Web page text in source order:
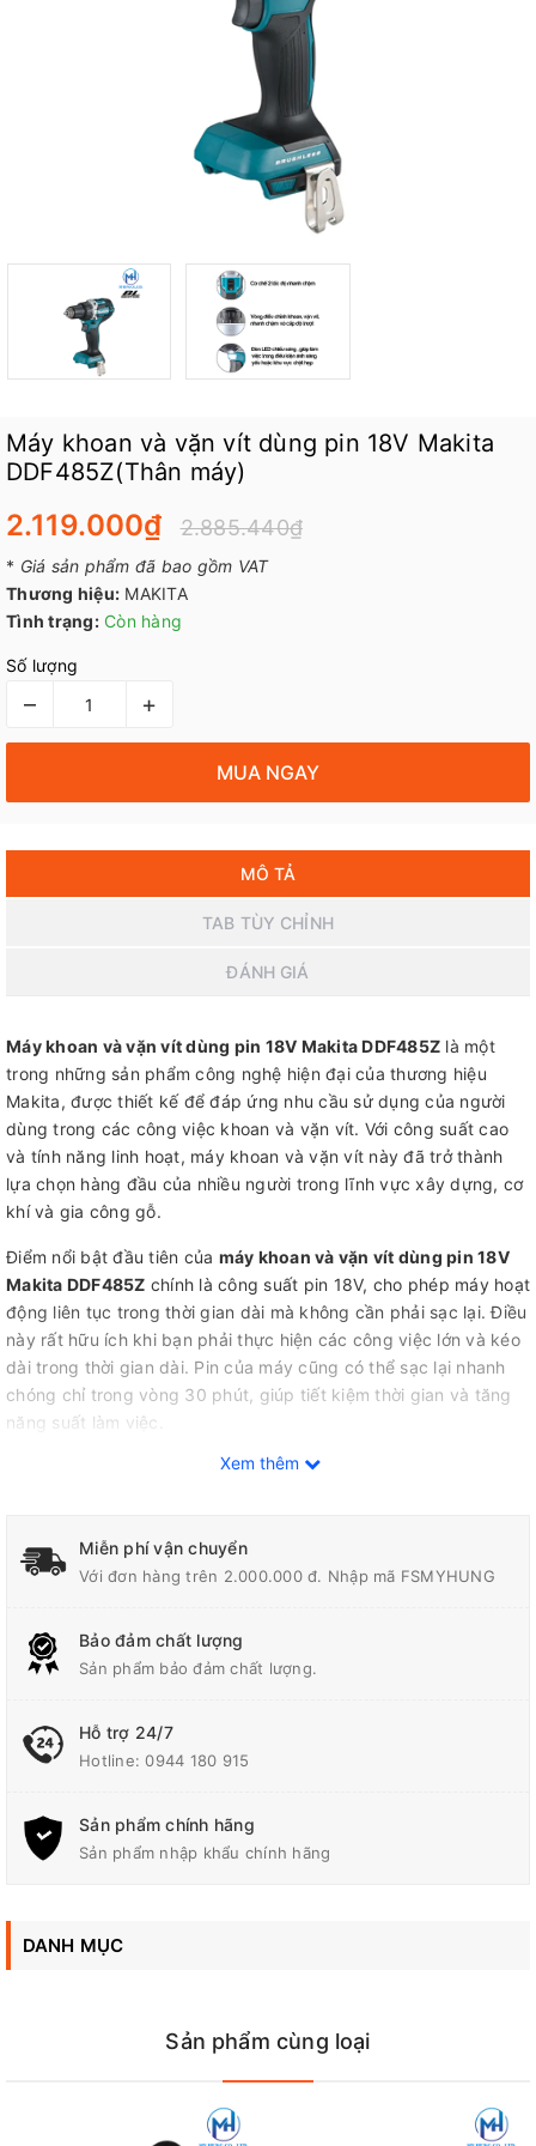
Máy khoan và vặn vít dùng pin 18V Makita
DDF485Z(Thân máy)
2.119.000₫ 2.885.440₫
* Giá sản phẩm đã bao gồm VAT
Thương hiệu: MAKITA
Tình trạng: Còn hàng
Số lượng
– +
MUA NGAY
MÔ TẢ
TAB TÙY CHỈNH
ĐÁNH GIÁ
Máy khoan và vặn vít dùng pin 18V Makita DDF485Z là một
trong những sản phẩm công nghệ hiện đại của thương hiệu
Makita, được thiết kế để đáp ứng nhu cầu sử dụng của người
dùng trong các công việc khoan và vặn vít. Với công suất cao
và tính năng linh hoạt, máy khoan và vặn vít này đã trở thành
lựa chọn hàng đầu của nhiều người trong lĩnh vực xây dựng, cơ
khí và gia công gỗ.
Điểm nổi bật đầu tiên của máy khoan và vặn vít dùng pin 18V
Makita DDF485Z chính là công suất pin 18V, cho phép máy hoạt
động liên tục trong thời gian dài mà không cần phải sạc lại. Điều
này rất hữu ích khi bạn phải thực hiện các công việc lớn và kéo
dài trong thời gian dài. Pin của máy cũng có thể sạc lại nhanh
chóng chỉ trong vòng 30 phút, giúp tiết kiệm thời gian và tăng
năng suất làm việc.
Makita DDF485Z là chức năng đảo chiều xoay. Bạn có thể dễ
dàng thay đổi hướng xoay của máy để phù hợp với từng vị trí và
khăn.
vực làm việc khi bạn làm việc trong điều kiện thiếu sáng. Điều
này rất hữu ích khi bạn phải thực hiện các công việc trong
Trên thị trường hiện nay, có rất nhiều loại máy khoan và vặn vít
dùng pin khác nhau, tuy nhiên sản phẩm của Makita luôn được
động cơ mạnh mẽ và tính năng linh hoạt, đây là một công cụ
không thể thiếu trong bộ dụng cụ của các thợ xây dựng và kỹ
Xem thêm
Miễn phí vận chuyển
Với đơn hàng trên 2.000.000 đ. Nhập mã FSMYHUNG
Bảo đảm chất lượng
Sản phẩm bảo đảm chất lượng.
Hỗ trợ 24/7
Hotline:0944 180 915
Sản phẩm chính hãng
Sản phẩm nhập khẩu chính hãng
DANH MỤC
Sản phẩm cùng loại